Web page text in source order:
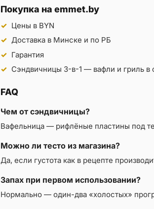
Покупка на emmet.by
Цены в BYN
Доставка в Минске и по РБ
Гарантия
Сэндвичницы 3-в-1 — вафли и гриль в
FAQ
Чем от сэндвичницы?
Вафельница — рифлёные пластины под
Можно ли тесто из магазина?
Да, если густота как в рецепте
Запах при первом использовании?
Нормально — один-два «холостых»